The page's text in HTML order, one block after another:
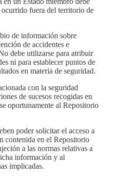
fuera del territorio de
de información sobre
de accidentes e
debe utilizarse para atribuir
ni para establecer puntos de
en materia de seguridad.
con la seguridad
de sucesos recogidas en
oportunamente al Repositorio
poder solicitar el acceso a
contenida en el Repositorio
a las normas relativas a
información y al
implicadas.